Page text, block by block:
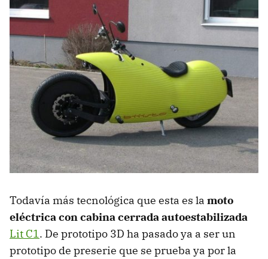
Todavía más tecnológica que esta es la moto
eléctrica con cabina cerrada autoestabilizada
Lit C1. De prototipo 3D ha pasado ya a ser un
prototipo de preserie que se prueba ya por la